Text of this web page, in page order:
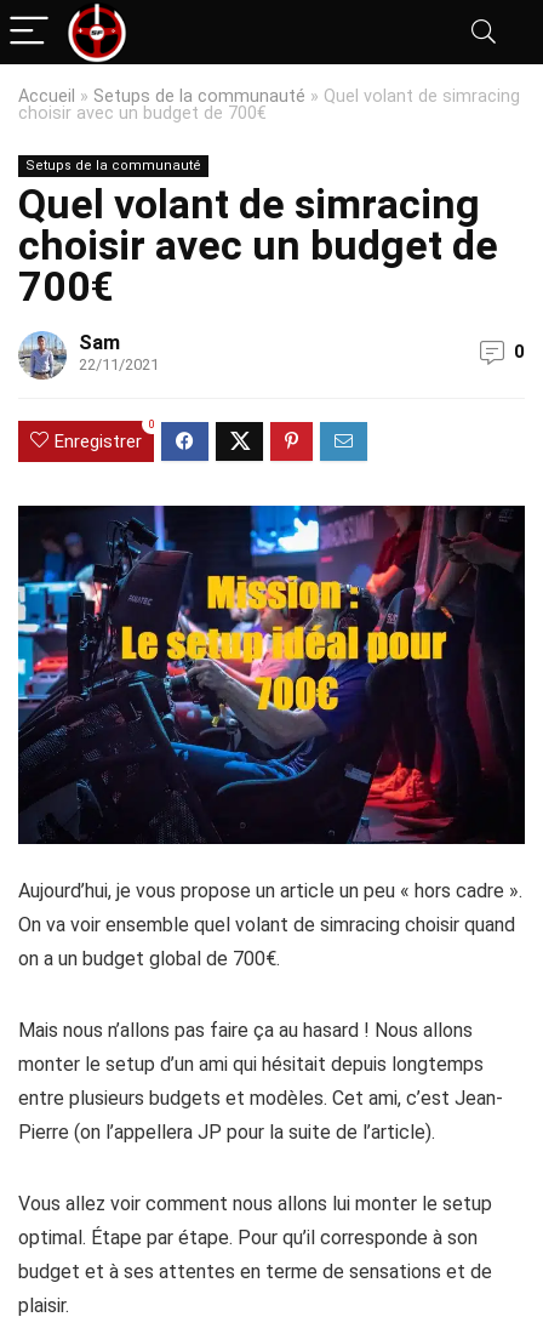
Accueil » Setups de la communauté » Quel volant de simracing
choisir avec un budget de 700€
Setups de la communauté
Quel volant de simracing
choisir avec un budget de
700€
Sam
22/11/2021
0
Enregistrer
0
Aujourd’hui, je vous propose un article un peu « hors cadre ».
On va voir ensemble quel volant de simracing choisir quand
on a un budget global de 700€.
Mais nous n’allons pas faire ça au hasard ! Nous allons
monter le setup d’un ami qui hésitait depuis longtemps
entre plusieurs budgets et modèles. Cet ami, c’est Jean-
Pierre (on l’appellera JP pour la suite de l’article).
Vous allez voir comment nous allons lui monter le setup
optimal. Étape par étape. Pour qu’il corresponde à son
budget et à ses attentes en terme de sensations et de
plaisir.